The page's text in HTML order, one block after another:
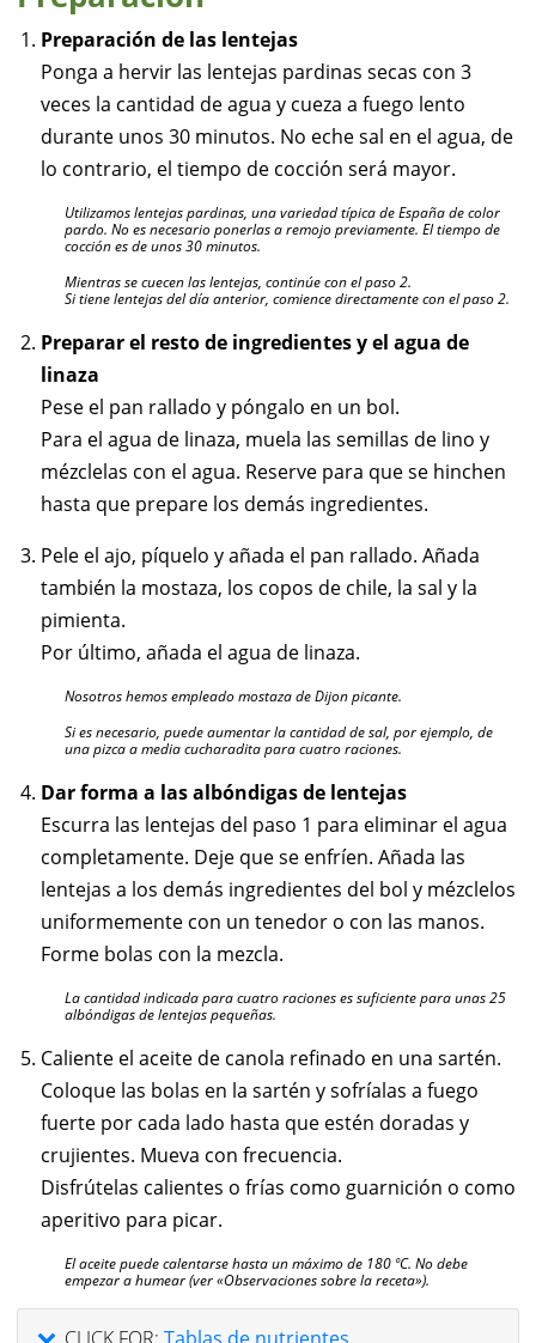
Preparación de las lentejas
Ponga a hervir las lentejas pardinas secas con 3
veces la cantidad de agua y cueza a fuego lento
durante unos 30 minutos. No eche sal en el agua, de
lo contrario, el tiempo de cocción será mayor.
Utilizamos lentejas pardinas, una variedad típica de España de color
pardo. No es necesario ponerlas a remojo previamente. El tiempo de
cocción es de unos 30 minutos.
Mientras se cuecen las lentejas, continúe con el paso 2.
Si tiene lentejas del día anterior, comience directamente con el paso 2.
Preparar el resto de ingredientes y el agua de
linaza
Pese el pan rallado y póngalo en un bol.
Para el agua de linaza, muela las semillas de lino y
mézclelas con el agua. Reserve para que se hinchen
hasta que prepare los demás ingredientes.
Pele el ajo, píquelo y añada el pan rallado. Añada
también la mostaza, los copos de chile, la sal y la
pimienta.
Por último, añada el agua de linaza.
Nosotros hemos empleado mostaza de Dijon picante.
Si es necesario, puede aumentar la cantidad de sal, por ejemplo, de
una pizca a media cucharadita para cuatro raciones.
Dar forma a las albóndigas de lentejas
Escurra las lentejas del paso 1 para eliminar el agua
completamente. Deje que se enfríen. Añada las
lentejas a los demás ingredientes del bol y mézclelos
uniformemente con un tenedor o con las manos.
Forme bolas con la mezcla.
La cantidad indicada para cuatro raciones es suficiente para unas 25
albóndigas de lentejas pequeñas.
Caliente el aceite de canola refinado en una sartén.
Coloque las bolas en la sartén y sofríalas a fuego
fuerte por cada lado hasta que estén doradas y
crujientes. Mueva con frecuencia.
Disfrútelas calientes o frías como guarnición o como
aperitivo para picar.
El aceite puede calentarse hasta un máximo de 180 ºC. No debe
empezar a humear (ver «Observaciones sobre la receta»).